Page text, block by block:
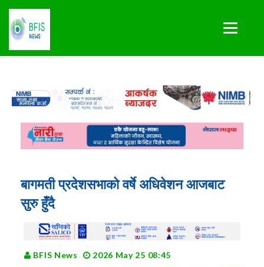
बागमती प्रदेशसभाको वर्षे अधिवेशन आजबाट
सुरु हुँदै
BFIS News 2026 May 25 08:45